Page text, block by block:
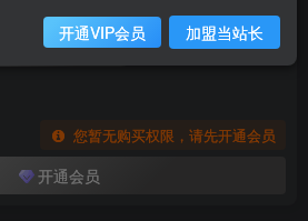
后查看
会员专属资源
您暂无购买权限，请先开通会员
开通会员
开通VIP会员 加盟当站长